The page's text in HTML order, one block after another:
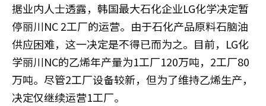
据业内人士透露，韩国最大石化企业LG化学决定暂
停丽川NC 2工厂的运营。由于石化产品原料石脑油
供应困难，这一决定是不得已而为之。目前，LG化
学丽川NC的乙烯年产量为1工厂120万吨，2工厂80
万吨。尽管2工厂设备较新，但为了维持乙烯生产，
决定仅继续运营1工厂。